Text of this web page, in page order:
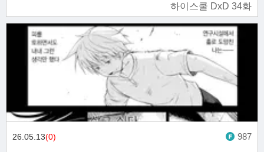
하이스쿨 DxD 34화
26.05.13(0) 987